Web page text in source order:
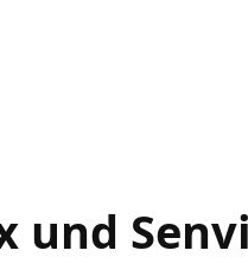
und